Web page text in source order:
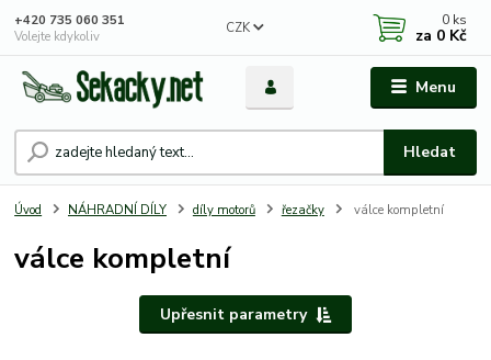
Menu
CZK
Hledat
+420 735 060 351
Volejte kdykoliv
0 ks
za 0 Kč
Úvod NÁHRADNÍ DÍLY díly motorů řezačky válce kompletní
válce kompletní
Upřesnit parametry